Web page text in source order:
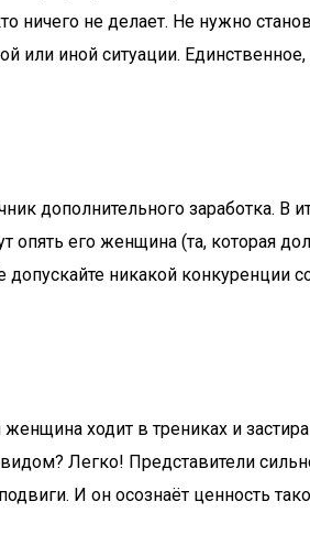
не делает. Не нужно
или иной ситуации.
дополнительного заработка.
опять его женщина (та,
никакой
ходит в трениках и
Легко! Представители
И он осознаёт ценность